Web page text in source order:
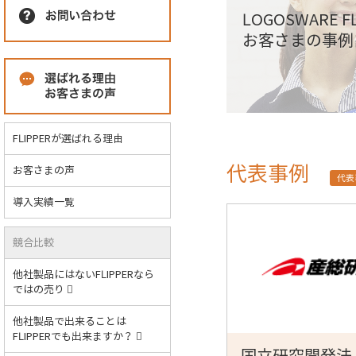
LOGOSWARE
お客さまの事
代表事例 代
FLIPPERが選ばれる理由
お客さまの声
導入実績一覧
競合比較
他社製品にはないFLIPPERなら
ではの売り
他社製品で出来ることは
FLIPPERでも出来ますか？